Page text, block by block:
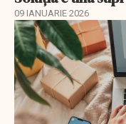
09 IANUARIE 2026